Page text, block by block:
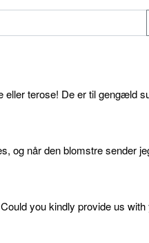
eller terose! De er til gengæld
og når den blomstre sender
you kindly provide us with